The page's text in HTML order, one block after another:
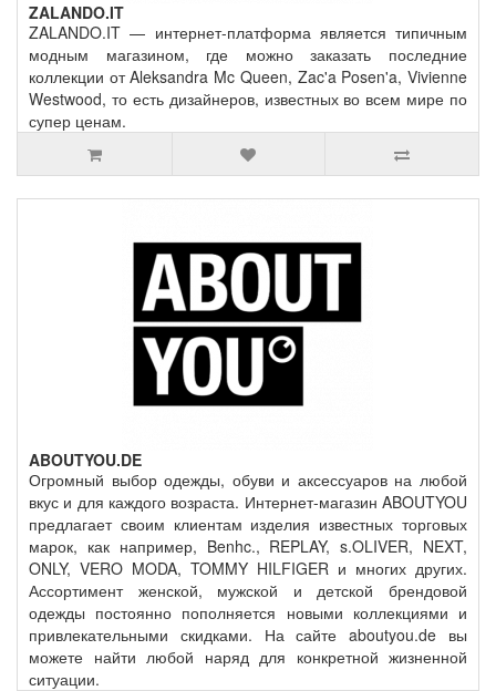
ZALANDO.IT
ZALANDO.IT — интернет-платформа является типичным
модным магазином, где можно заказать последние
коллекции от Aleksandra Mc Queen, Zac'a Posen'a, Vivienne
Westwood, то есть дизайнеров, известных во всем мире по
супер ценам.
ABOUTYOU.DE
Огромный выбор одежды, обуви и аксессуаров на любой
вкус и для каждого возраста. Интернет-магазин ABOUTYOU
предлагает своим клиентам изделия известных торговых
марок, как например, Benhc., REPLAY, s.OLIVER, NEXT,
ONLY, VERO MODA, TOMMY HILFIGER и многих других.
Ассортимент женской, мужской и детской брендовой
одежды постоянно пополняется новыми коллекциями и
привлекательными скидками. На сайте aboutyou.de вы
можете найти любой наряд для конкретной жизненной
ситуации.